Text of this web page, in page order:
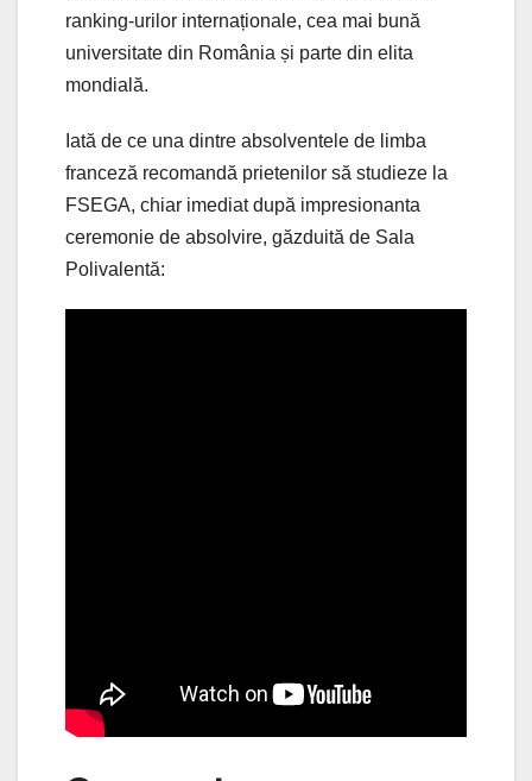
ranking-urilor internaționale, cea mai bună
universitate din România și parte din elita
mondială.
Iată de ce una dintre absolventele de limba
franceză recomandă prietenilor să studieze la
FSEGA, chiar imediat după impresionanta
ceremonie de absolvire, găzduită de Sala
Polivalentă: